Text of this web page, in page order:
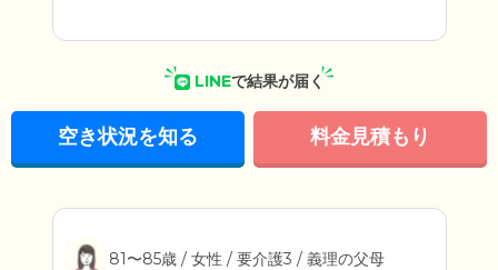
LINEで結果が届く
空き状況を知る 料金見積もり
81〜85歳 / 女性 / 要介護3 / 義理の父母